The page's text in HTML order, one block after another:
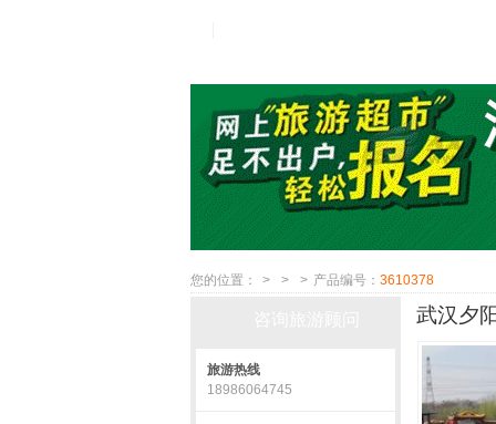
您的位置： > > > 产品编号： 3610378
武汉夕
旅游热线
18986064745